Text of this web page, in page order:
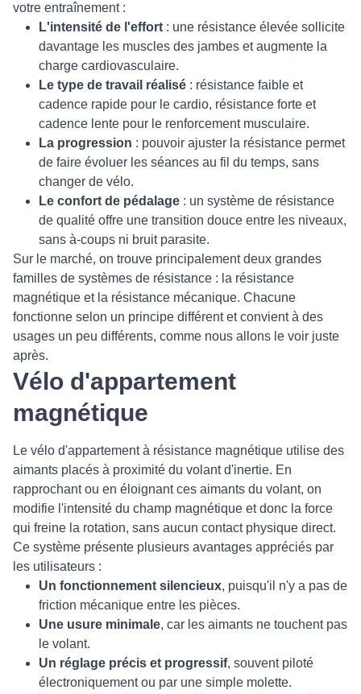
votre entraînement :
L'intensité de l'effort : une résistance élevée sollicite
davantage les muscles des jambes et augmente la
charge cardiovasculaire.
Le type de travail réalisé : résistance faible et
cadence rapide pour le cardio, résistance forte et
cadence lente pour le renforcement musculaire.
La progression : pouvoir ajuster la résistance permet
de faire évoluer les séances au fil du temps, sans
changer de vélo.
Le confort de pédalage : un système de résistance
de qualité offre une transition douce entre les niveaux,
sans à-coups ni bruit parasite.
Sur le marché, on trouve principalement deux grandes
familles de systèmes de résistance : la résistance
magnétique et la résistance mécanique. Chacune
fonctionne selon un principe différent et convient à des
usages un peu différents, comme nous allons le voir juste
après.
Vélo d'appartement
magnétique
Le vélo d'appartement à résistance magnétique utilise des
aimants placés à proximité du volant d'inertie. En
rapprochant ou en éloignant ces aimants du volant, on
modifie l'intensité du champ magnétique et donc la force
qui freine la rotation, sans aucun contact physique direct.
Ce système présente plusieurs avantages appréciés par
les utilisateurs :
Un fonctionnement silencieux, puisqu'il n'y a pas de
friction mécanique entre les pièces.
Une usure minimale, car les aimants ne touchent pas
le volant.
Un réglage précis et progressif, souvent piloté
électroniquement ou par une simple molette.